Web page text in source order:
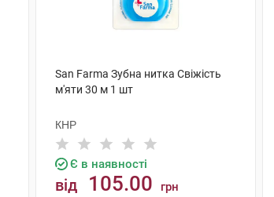
San Farma Зубна нитка Свіжість
м'яти 30 м 1 шт
КНР
Є в наявності
від 105.00 грн